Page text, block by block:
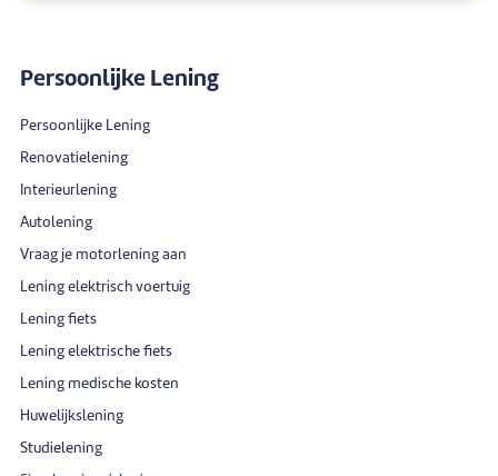
Persoonlijke Lening
Persoonlijke Lening
Renovatielening
Interieurlening
Autolening
Vraag je motorlening aan
Lening elektrisch voertuig
Lening fiets
Lening elektrische fiets
Lening medische kosten
Huwelijkslening
Studielening